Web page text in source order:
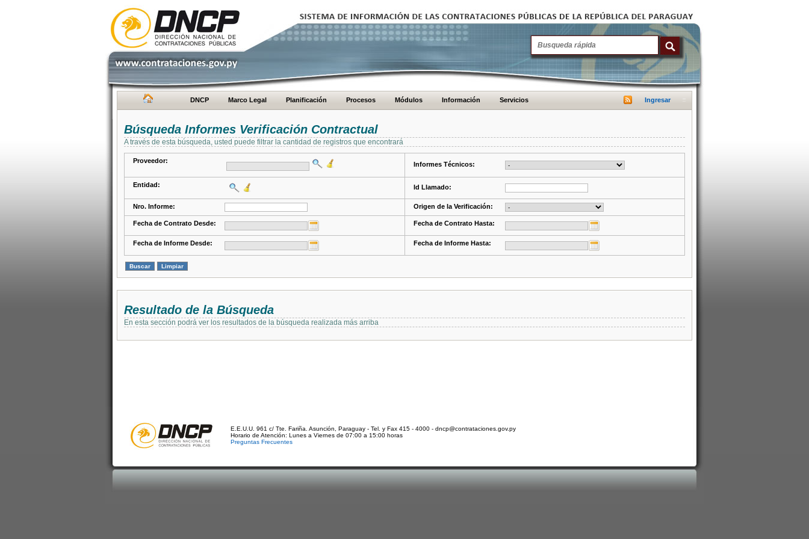
DNCP Marco Legal Planificación Procesos Módulos Información Servicios Ingresar
Búsqueda Informes Verificación Contractual
A través de esta búsqueda, usted puede filtrar la cantidad de registros que encontrará
Proveedor: Informes Técnicos:
Entidad: Id Llamado:
Nro. Informe: Origen de la Verificación:
Fecha de Contrato Desde: Fecha de Contrato Hasta:
Fecha de Informe Desde: Fecha de Informe Hasta:
Resultado de la Búsqueda
En esta sección podrá ver los resultados de la búsqueda realizada más arriba
E.E.U.U. 961 c/ Tte. Fariña. Asunción, Paraguay - Tel. y Fax 415 - 4000 - dncp@contrataciones.gov.py
Horario de Atención: Lunes a Viernes de 07:00 a 15:00 horas
Preguntas Frecuentes